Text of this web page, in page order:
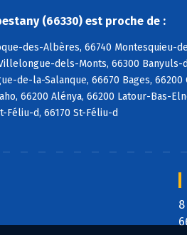
(66330) est proche de :
des-Albères, 66740 Montesquieu-
dels-Monts, 66300
de-la-Salanque, 66670 Bages,
66200 Alénya, 66200 Latour-Bas-
Féliu-d, 66170 St-Féliu-d
8